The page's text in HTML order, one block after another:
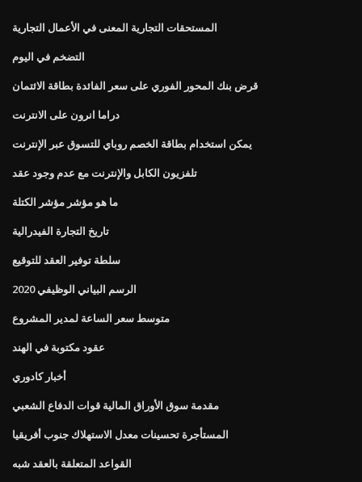
المستحقات التجارية المعنى في الأعمال التجارية
التضخم في اليوم
قرض بنك المحور الفوري على سعر الفائدة بطاقة الائتمان
دراما انرون على الانترنت
يمكن استخدام بطاقة الخصم روباي للتسوق عبر الإنترنت
تلفزيون الكابل والإنترنت مع عدم وجود عقد
ما هو مؤشر مؤشر الكتلة
تاريخ التجارة الفيدرالية
سلطة توفير العقد للتوقيع
الرسم البياني الوظيفي 2020
متوسط ​​سعر الساعة لمدير المشروع
عقود مكتوبة في الهند
أخبار كادوري
مقدمة سوق الأوراق المالية قوات الدفاع الشعبي
المستأجرة تحسينات معدل الاستهلاك جنوب أفريقيا
القواعد المتعلقة بالعقد شبه